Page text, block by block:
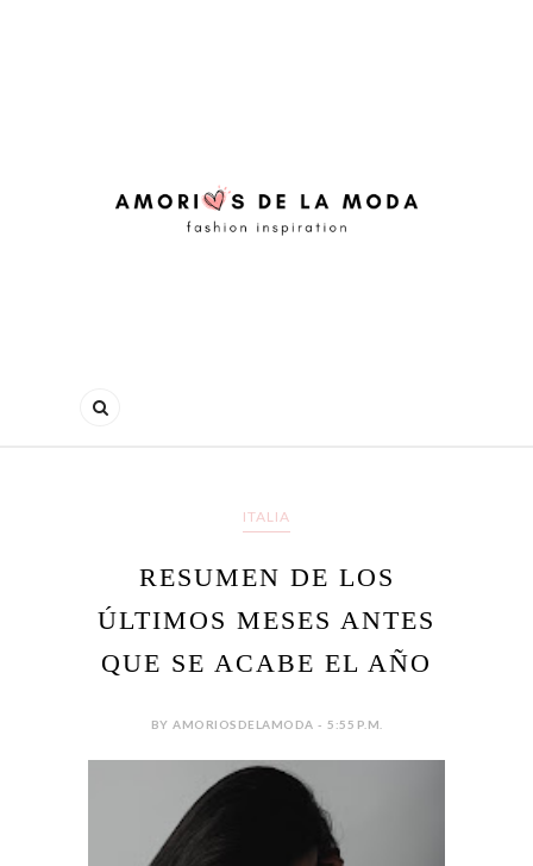
ITALIA
RESUMEN DE LOS
ÚLTIMOS MESES ANTES
QUE SE ACABE EL AÑO
BY AMORIOSDELAMODA - 5:55 P.M.